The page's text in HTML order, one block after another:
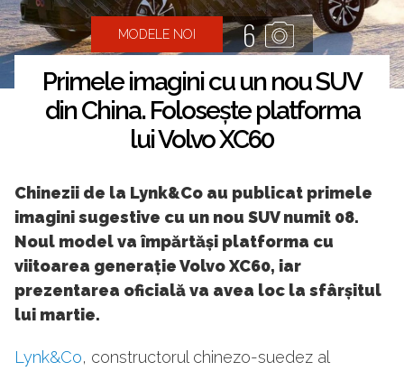
MODELE NOI 6
Primele imagini cu un nou SUV
din China. Folosește platforma
lui Volvo XC60
Chinezii de la Lynk&Co au publicat primele
imagini sugestive cu un nou SUV numit 08.
Noul model va împărtăși platforma cu
viitoarea generație Volvo XC60, iar
prezentarea oficială va avea loc la sfârșitul
lui martie.
Lynk&Co, constructorul chinezo-suedez al